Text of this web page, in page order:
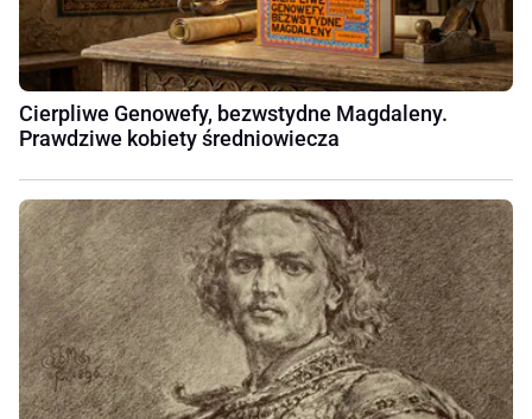
Cierpliwe Genowefy, bezwstydne Magdaleny.
Prawdziwe kobiety średniowiecza